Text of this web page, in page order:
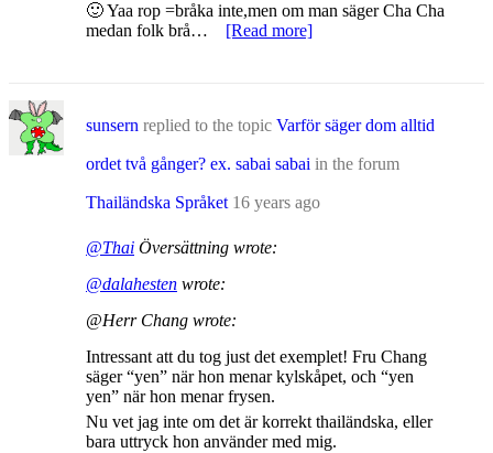
🙂 Yaa rop =bråka inte,men om man säger Cha Cha
medan folk brå…
[Read more]
sunsern replied to the topic Varför säger dom alltid
ordet två gånger? ex. sabai sabai in the forum
Thailändska Språket 16 years ago
@Thai Översättning wrote:
@dalahesten wrote:
@Herr Chang wrote:
Intressant att du tog just det exemplet! Fru Chang
säger “yen” när hon menar kylskåpet, och “yen
yen” när hon menar frysen.
Nu vet jag inte om det är korrekt thailändska, eller
bara uttryck hon använder med mig.